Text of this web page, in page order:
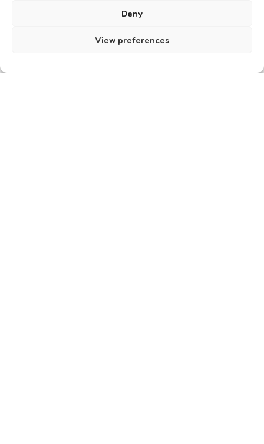
Deny
View preferences
In theorie wil iedere contentspecialist de
doelgroep voor ogen houden. In praktijk komt het
breeeeede doelgroep. Het definieren van de